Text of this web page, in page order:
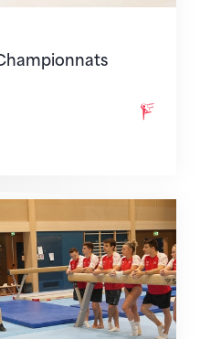
des objectifs clairs